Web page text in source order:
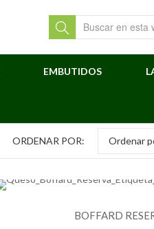
EMBUTIDOS
ORDENAR POR: Ordenar
BOFFARD